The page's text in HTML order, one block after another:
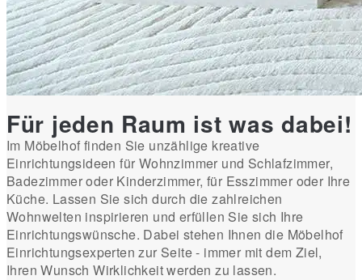
Für jeden Raum ist was dabei!
Im Möbelhof finden Sie unzählige kreative
Einrichtungsideen für Wohnzimmer und Schlafzimmer,
Badezimmer oder Kinderzimmer, für Esszimmer oder Ihre
Küche. Lassen Sie sich durch die zahlreichen
Wohnwelten inspirieren und erfüllen Sie sich Ihre
Einrichtungswünsche. Dabei stehen Ihnen die Möbelhof
Einrichtungsexperten zur Seite - immer mit dem Ziel,
Ihren Wunsch Wirklichkeit werden zu lassen.